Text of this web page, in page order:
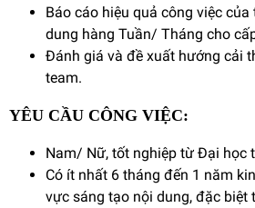
Báo cáo hiệu quả công việc
dung hàng Tuần/ Tháng cho
Đánh giá và đề xuất hướng cải
team.
YÊU CẦU CÔNG VIỆC:
Nam/ Nữ, tốt nghiệp từ Đại học
Có ít nhất 6 tháng đến 1 năm
vực sáng tạo nội dung, đặc biệt